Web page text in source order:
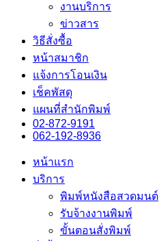
งานบริการ
ข่าวสาร
วิธีสั่งซื้อ
หน้าสมาชิก
แจ้งการโอนเงิน
เช็คพัสดุ
แผนที่สำนักพิมพ์
02-872-9191
062-192-8936
หน้าแรก
บริการ
พิมพ์หนังสือสวดมนต์
รับจ้างงานพิมพ์
ขั้นตอนสั่งพิมพ์